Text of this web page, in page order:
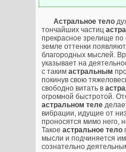
Астральное тело
тончайших частиц
прекрасное зрелище по
земле оттенки
благородных мыслей.
указывает на
с таким астральным
покинув свою
свободно витать в
огромной быстротой.
астральном теле
вибрации, идущие от
проносятся мимо него,
Такое астральное тело
мысли и подчиняется
сознательно